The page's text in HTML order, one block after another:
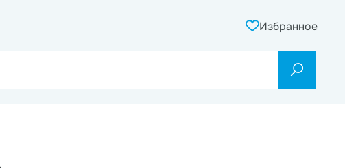
Избранное